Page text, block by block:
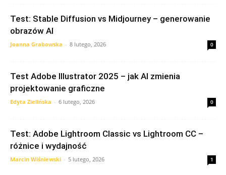
Test: Stable Diffusion vs Midjourney – generowanie
obrazów AI
Joanna Grabowska - 8 lutego, 2026 0
Test Adobe Illustrator 2025 – jak AI zmienia
projektowanie graficzne
Edyta Zielińska - 6 lutego, 2026 0
Test: Adobe Lightroom Classic vs Lightroom CC –
różnice i wydajność
Marcin Wiśniewski - 5 lutego, 2026 1